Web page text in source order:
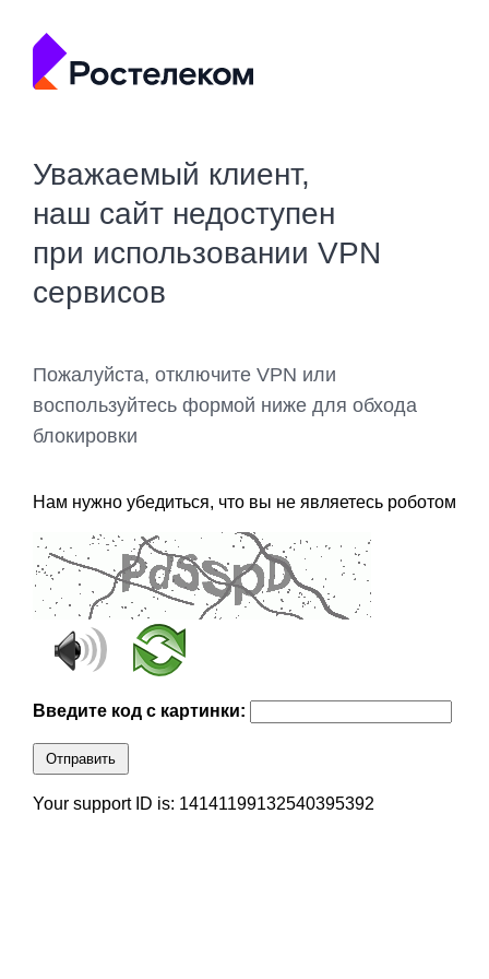
Уважаемый клиент,
наш сайт недоступен
при использовании VPN
сервисов
Пожалуйста, отключите VPN или
воспользуйтесь формой ниже для обхода
блокировки
Нам нужно убедиться, что вы не являетесь роботом
Введите код с картинки:
Отправить
Your support ID is: 14141199132540395392